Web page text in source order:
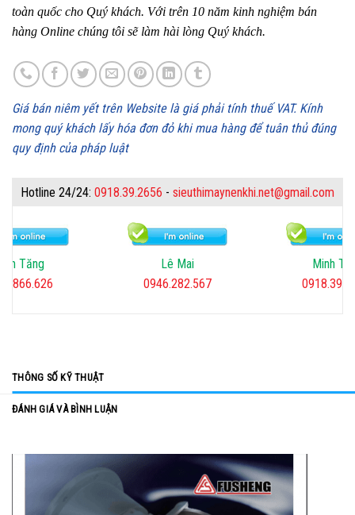
toàn quốc cho Quý khách. Với trên 10 năm kinh nghiệm bán
hàng Online chúng tôi sẽ làm hài lòng Quý khách.
Giá bán niêm yết trên Website là giá phải tính thuế VAT. Kính
mong quý khách lấy hóa đơn đỏ khi mua hàng để tuân thủ đúng
quy định của pháp luật
Hotline 24/24: 0918.39.2656 - sieuthimaynenkhi.net@gmail.com
Minh
Tăng
Lê Mai
0946.282.567
THÔNG SỐ KỸ THUẬT
ĐÁNH GIÁ VÀ BÌNH LUẬN